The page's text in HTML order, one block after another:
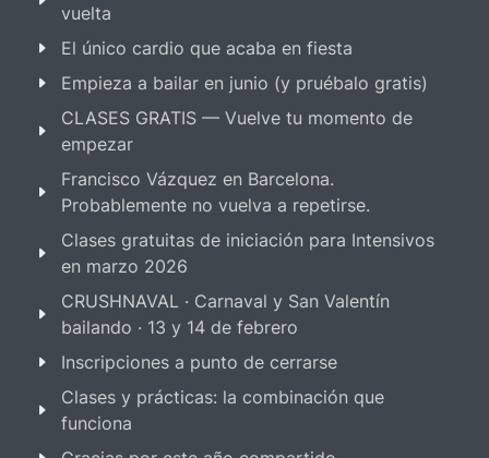
vuelta
El único cardio que acaba en fiesta
Empieza a bailar en junio (y pruébalo gratis)
CLASES GRATIS — Vuelve tu momento de
empezar
Francisco Vázquez en Barcelona.
Probablemente no vuelva a repetirse.
Clases gratuitas de iniciación para Intensivos
en marzo 2026
CRUSHNAVAL · Carnaval y San Valentín
bailando · 13 y 14 de febrero
Inscripciones a punto de cerrarse
Clases y prácticas: la combinación que
funciona